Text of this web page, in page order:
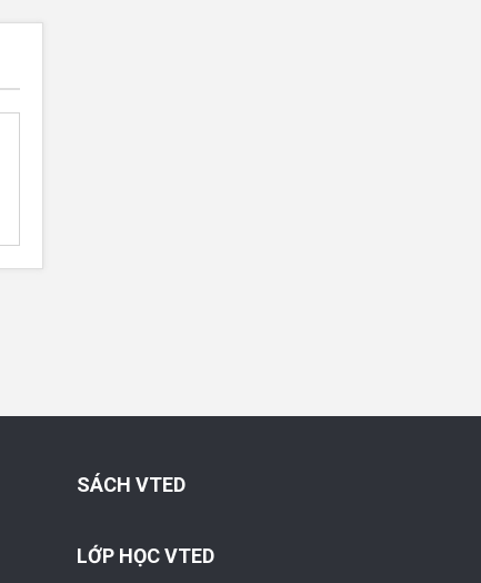
SÁCH VTED
LỚP HỌC VTED